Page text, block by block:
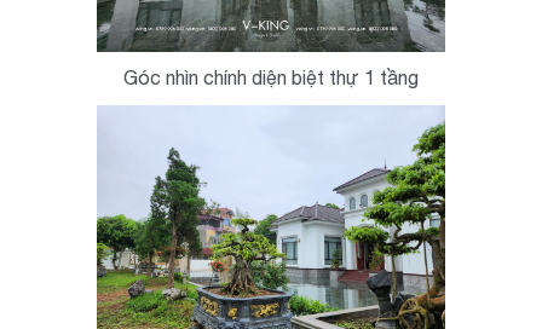
Góc nhìn chính diện biệt thự 1 tầng